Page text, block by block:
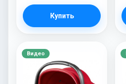
Купить
Видео